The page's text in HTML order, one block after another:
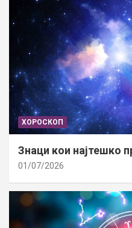
ХОРОСКОП
Знаци кои најтешко
01/07/2026